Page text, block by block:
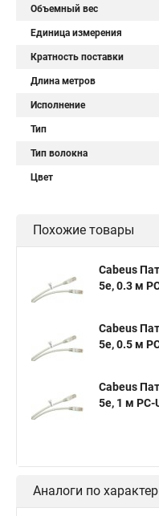
Объемный вес
Единица измерения
Кратность поставки
Длина метров
Исполнение
Тип
Тип волокна
Цвет
Похожие товары
Cabeus
5e, 0.3 м
Cabeus
5e, 0.5 м
Cabeus
5e, 1 м
Аналоги по